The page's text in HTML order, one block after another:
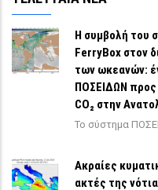
Η συμβολή του
FerryBox στον
των ωκεανών:
ΠΟΣΕΙΔΩΝ
CO₂ στην
Το σύστημα
Ακραίες
ακτές της